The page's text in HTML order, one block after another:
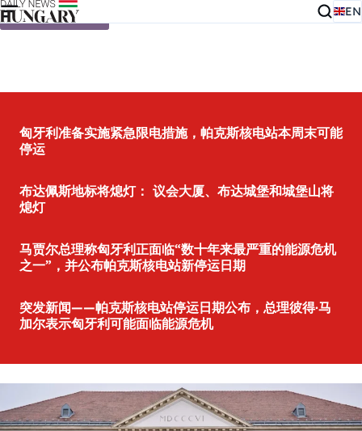
Skip to content EN
匈牙利准备实施紧急限电措施，帕克斯核电站本周末可能
停运
布达佩斯地标将熄灯： 议会大厦、布达城堡和城堡山将
熄灯
马贾尔总理称匈牙利正面临“数十年来最严重的能源危机
之一”，并公布帕克斯核电站新停运日期
突发新闻——帕克斯核电站停运日期公布，总理彼得·马
加尔表示匈牙利可能面临能源危机